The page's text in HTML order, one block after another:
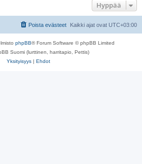
Hyppää
Kaikki ajat ovat UTC+03:00
Poista evästeet
phpBB® Forum Software © phpBB Limited
Suomi (lurttinen, harritapio, Pettis)
Yksityisyys | Ehdot